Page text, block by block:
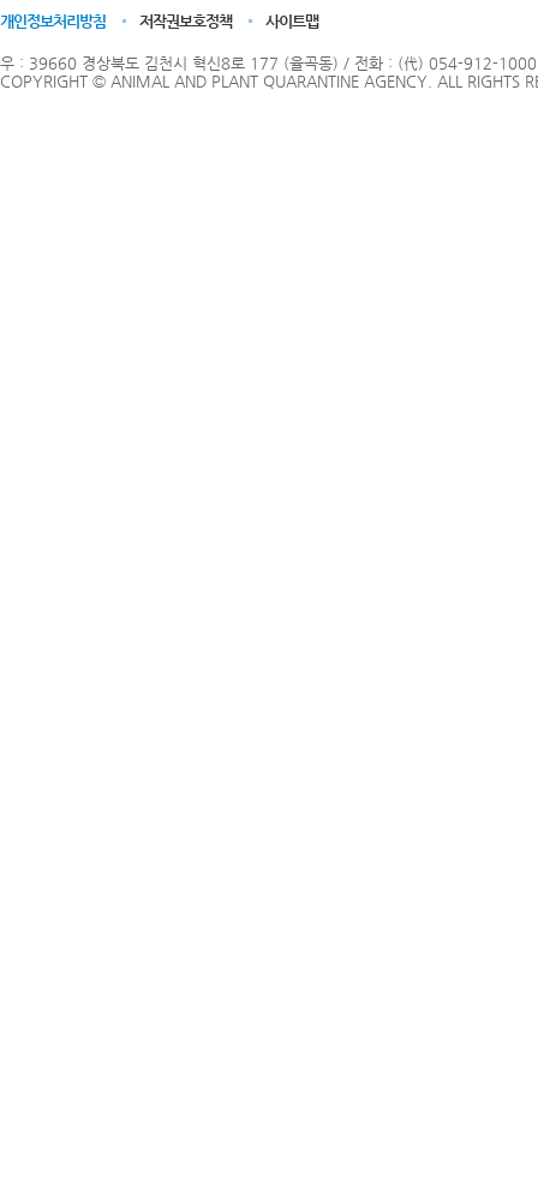
개인정보처리방침 저작권보호정책 사이트맵
우 : 39660 경상북도 김천시 혁신8로 177 (율곡동) / 전화 : (代) 054-912-
COPYRIGHT © ANIMAL AND PLANT QUARANTINE AGENCY. ALL RIGHTS